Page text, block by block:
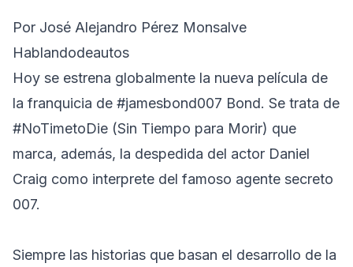
Por José Alejandro Pérez Monsalve
Hablandodeautos
Hoy se estrena globalmente la nueva película de
la franquicia de #jamesbond007 Bond. Se trata de
#NoTimetoDie (Sin Tiempo para Morir) que
marca, además, la despedida del actor Daniel
Craig como interprete del famoso agente secreto
007.
Siempre las historias que basan el desarrollo de la